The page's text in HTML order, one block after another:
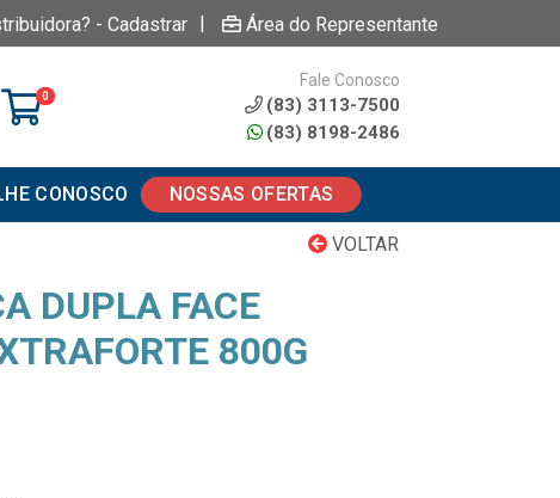
- Cadastrar | Área do Representante
0
Fale Conosco
(83) 3113-7500
(83) 8198-2486
CONOSCO NOSSAS OFERTAS
VOLTAR
DUPLA FACE
800G